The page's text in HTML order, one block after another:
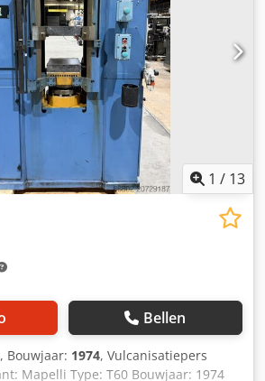
1 / 13
Bellen
, Bouwjaar: 1974, Vulcanisatiepers
Mapelli Type: T60 Bouwjaar: 1974